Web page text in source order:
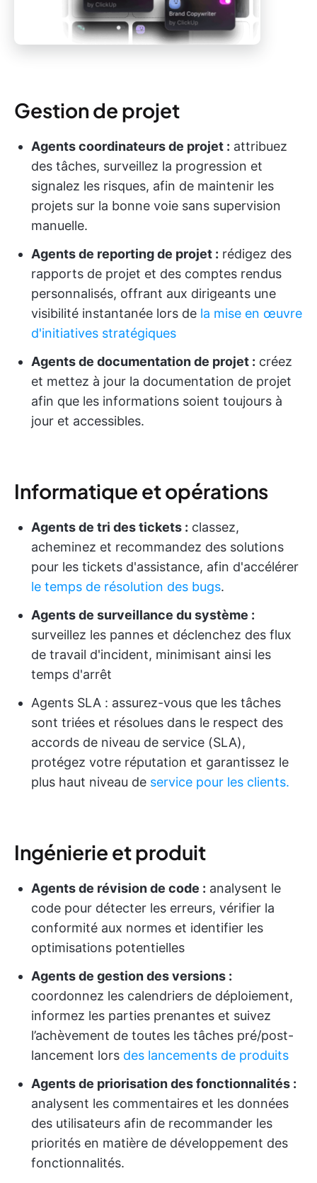
Gestion de projet
Agents coordinateurs de projet : attribuez
des tâches, surveillez la progression et
signalez les risques, afin de maintenir les
projets sur la bonne voie sans supervision
manuelle.
Agents de reporting de projet : rédigez des
rapports de projet et des comptes rendus
personnalisés, offrant aux dirigeants une
visibilité instantanée lors de la mise en œuvre
d'initiatives stratégiques
Agents de documentation de projet : créez
et mettez à jour la documentation de projet
afin que les informations soient toujours à
jour et accessibles.
Informatique et opérations
Agents de tri des tickets : classez,
acheminez et recommandez des solutions
pour les tickets d'assistance, afin d'accélérer
le temps de résolution des bugs.
Agents de surveillance du système :
surveillez les pannes et déclenchez des flux
de travail d'incident, minimisant ainsi les
temps d'arrêt
Agents SLA : assurez-vous que les tâches
sont triées et résolues dans le respect des
accords de niveau de service (SLA),
protégez votre réputation et garantissez le
plus haut niveau de service pour les clients.
Ingénierie et produit
Agents de révision de code : analysent le
code pour détecter les erreurs, vérifier la
conformité aux normes et identifier les
optimisations potentielles
Agents de gestion des versions :
coordonnez les calendriers de déploiement,
informez les parties prenantes et suivez
l’achèvement de toutes les tâches pré/post-
lancement lors des lancements de produits
Agents de priorisation des fonctionnalités :
analysent les commentaires et les données
des utilisateurs afin de recommander les
priorités en matière de développement des
fonctionnalités.